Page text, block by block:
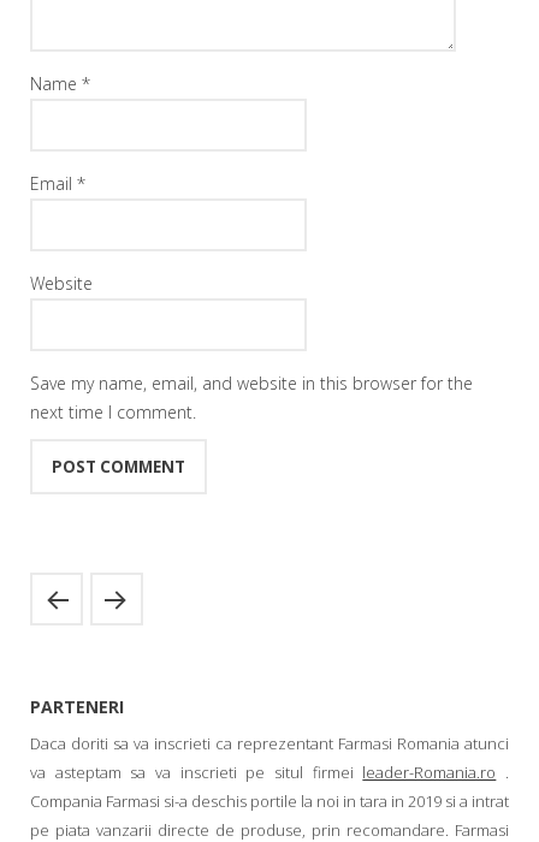
Name *
Email *
Website
Save my name, email, and website in this browser for the
next time I comment.
PARTENERI
Daca doriti sa va inscrieti ca reprezentant Farmasi Romania atunci
va asteptam sa va inscrieti pe situl firmei leader-Romania.ro .
Compania Farmasi si-a deschis portile la noi in tara in 2019 si a intrat
pe piata vanzarii directe de produse, prin recomandare. Farmasi